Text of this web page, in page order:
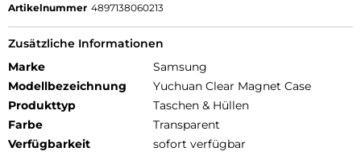
Artikelnummer 4897138060213
Zusätzliche Informationen
Marke
Samsung
Modellbezeichnung
Yuchuan Clear Magnet Case
Produkttyp
Taschen & Hüllen
Farbe
Transparent
Verfügbarkeit
sofort verfügbar